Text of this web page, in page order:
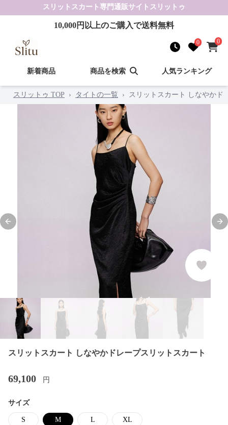
スリットスカート 専門通販サイト スリットゥ
10,000円以上のご購入で送料無料
0 0
新着商品 商品を検索 人気ランキング
スリットゥ TOP › タイトの一覧 › スリットスカート しなやかド
Previous slide
スリットスカート しなやかドレープスリットスカート
69,100 円
サイズ
S M L XL